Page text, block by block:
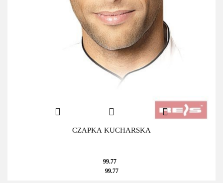
CZAPKA KUCHARSKA
99.77
99.77